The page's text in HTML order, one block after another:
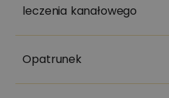
leczenia kanałowego
Opatrunek